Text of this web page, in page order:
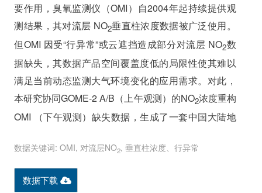
要作用，臭氧监测仪（OMI）自2004年起持续提供观
测结果，其对流层 NO2垂直柱浓度数据被广泛使用。
但OMI 因受“行异常”或云遮挡造成部分对流层 NO2数
据缺失，其数据产品空间覆盖度低的局限性使其难以
满足当前动态监测大气环境变化的应用需求。对此，
本研究协同GOME-2 A/B（上午观测）的NO2浓度重构
OMI （下午观测）缺失数据，生成了一套中国大陆地
数据关键词: OMI, 对流层NO2, 垂直柱浓度、行异常
数据下载